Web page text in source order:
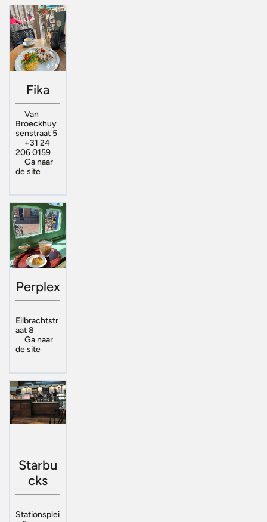
Fika
Van
Broeckhuy
senstraat 5
+31 24
206 0159
Ga naar
de site
Perplex
Eilbrachtstr
aat 8
Ga naar
de site
Starbu
cks
Stationsplei